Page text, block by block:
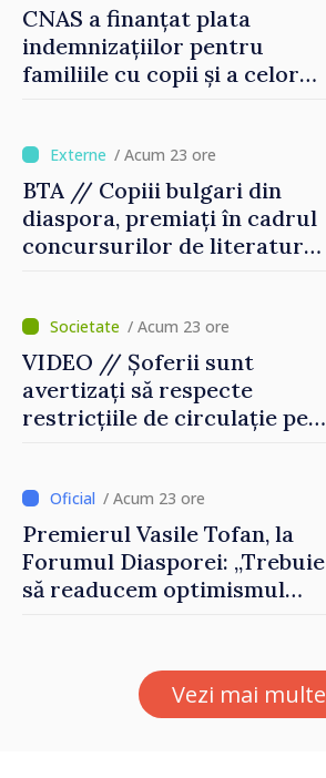
CNAS a finanțat plata
indemnizațiilor pentru
familiile cu copii și a celor
/ Acum 23 ore
BTA // Copiii bulgari din
diaspora, premiați în cadrul
concursurilor de literatură,
Bulgarii din Străinătate
/ Acum 23 ore
VIDEO // Șoferii sunt
avertizați să respecte
restricțiile de circulație pe
reparație/ Acum 23 ore
Premierul Vasile Tofan, la
Forumul Diasporei: „Trebuie
să readucem optimismul
direcția corectă”
Vezi mai multe